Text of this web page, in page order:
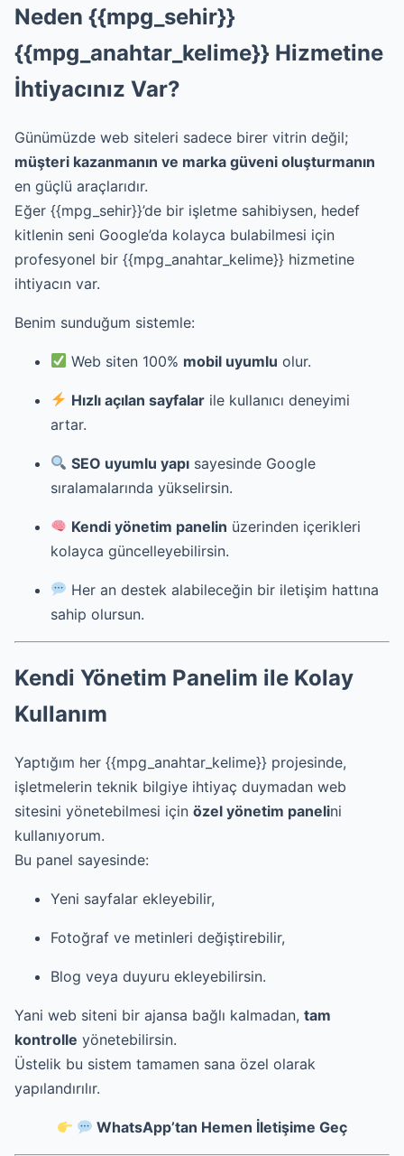
Neden {{mpg_sehir}}
{{mpg_anahtar_kelime}} Hizmetine
İhtiyacınız Var?
Günümüzde web siteleri sadece birer vitrin değil;
müşteri kazanmanın ve marka güveni oluşturmanın
en güçlü araçlarıdır.
Eğer {{mpg_sehir}}’de bir işletme sahibiysen, hedef
kitlenin seni Google’da kolayca bulabilmesi için
profesyonel bir {{mpg_anahtar_kelime}} hizmetine
ihtiyacın var.
Benim sunduğum sistemle:
Web siten 100% mobil uyumlu olur.
Hızlı açılan sayfalar ile kullanıcı deneyimi
artar.
SEO uyumlu yapı sayesinde Google
sıralamalarında yükselirsin.
Kendi yönetim panelin üzerinden içerikleri
kolayca güncelleyebilirsin.
Her an destek alabileceğin bir iletişim hattına
sahip olursun.
Kendi Yönetim Panelim ile Kolay
Kullanım
Yaptığım her {{mpg_anahtar_kelime}} projesinde,
işletmelerin teknik bilgiye ihtiyaç duymadan web
sitesini yönetebilmesi için özel yönetim panelini
kullanıyorum.
Bu panel sayesinde:
Yeni sayfalar ekleyebilir,
Fotoğraf ve metinleri değiştirebilir,
Blog veya duyuru ekleyebilirsin.
Yani web siteni bir ajansa bağlı kalmadan, tam
kontrolle yönetebilirsin.
Üstelik bu sistem tamamen sana özel olarak
yapılandırılır.
WhatsApp’tan Hemen İletişime Geç